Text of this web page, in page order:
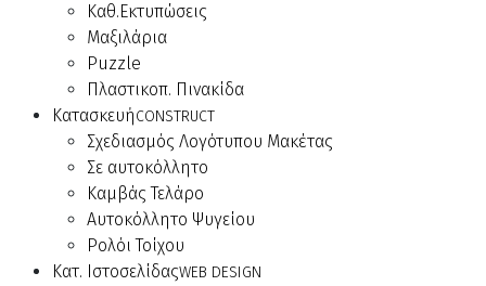
Καθ.Εκτυπώσεις
Μαξιλάρια
Puzzle
Πλαστικοπ. Πινακίδα
ΚατασκευήCONSTRUCT
Σχεδιασμός Λογότυπου Μακέτας
Σε αυτοκόλλητο
Καμβάς Τελάρο
Αυτοκόλλητο Ψυγείου
Ρολόι Τοίχου
Κατ. ΙστοσελίδαςWEB DESIGN